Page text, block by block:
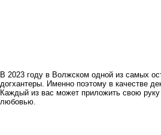
В 2023 году в Волжском одной из самых
догхантеры. Именно поэтому в качестве
Каждый из вас может приложить свою
любовью.